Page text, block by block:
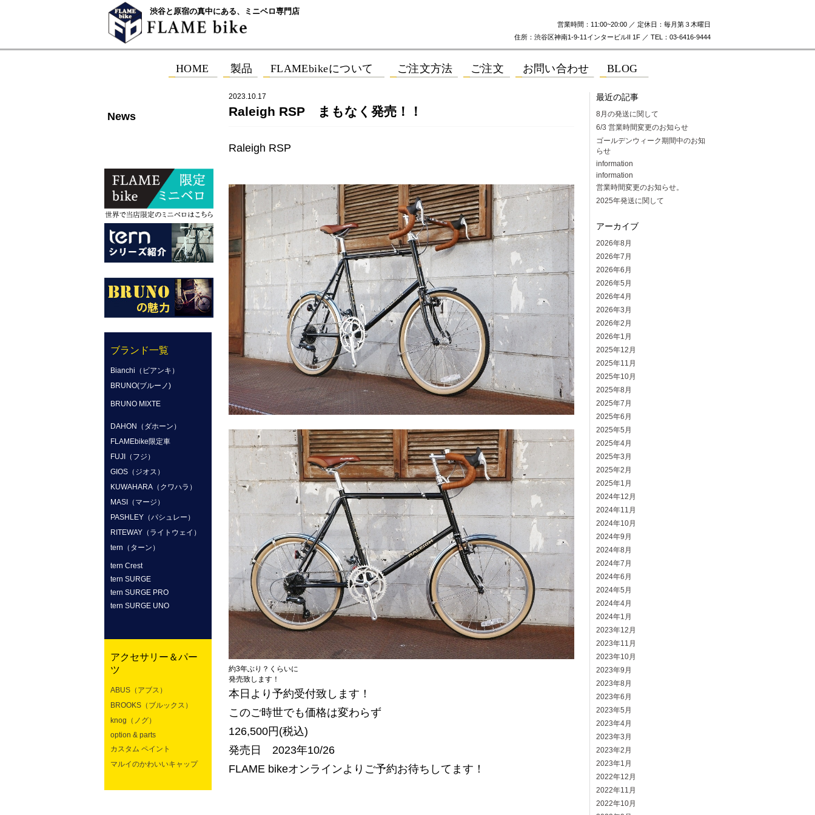
渋谷と原宿の真中にある、ミニベロ専門店
営業時間：11:00~20:00 ／ 定休日：毎月第３木曜日
住所：渋谷区神南1-9-11インタービルII 1F ／ TEL：03-6416-9444
News
ブランド一覧
Bianchi（ビアンキ）
BRUNO(ブルーノ)
BRUNO MIXTE
DAHON（ダホーン）
FLAMEbike限定車
FUJI（フジ）
GIOS（ジオス）
KUWAHARA（クワハラ）
MASI（マージ）
PASHLEY（パシュレー）
RITEWAY（ライトウェイ）
tern（ターン）
tern Crest
tern SURGE
tern SURGE PRO
tern SURGE UNO
アクセサリー＆パー
ツ
ABUS（アブス）
BROOKS（ブルックス）
knog（ノグ）
option & parts
カスタム ペイント
マルイのかわいいキャップ
2023.10.17
Raleigh RSP まもなく発売！！
Raleigh RSP
約3年ぶり？くらいに
発売致します！
本日より予約受付致します！
このご時世でも価格は変わらず
126,500円(税込)
発売日 2023年10/26
FLAME bikeオンラインよりご予約お待ちしてます！
最近の記事
8月の発送に関して
6/3 営業時間変更のお知らせ
ゴールデンウィーク期間中のお知
らせ
information
information
営業時間変更のお知らせ。
2025年発送に関して
アーカイブ
2026年8月
2026年7月
2026年6月
2026年5月
2026年4月
2026年3月
2026年2月
2026年1月
2025年12月
2025年11月
2025年10月
2025年8月
2025年7月
2025年6月
2025年5月
2025年4月
2025年3月
2025年2月
2025年1月
2024年12月
2024年11月
2024年10月
2024年9月
2024年8月
2024年7月
2024年6月
2024年5月
2024年4月
2024年1月
2023年12月
2023年11月
2023年10月
2023年9月
2023年8月
2023年6月
2023年5月
2023年4月
2023年3月
2023年2月
2023年1月
2022年12月
2022年11月
2022年10月